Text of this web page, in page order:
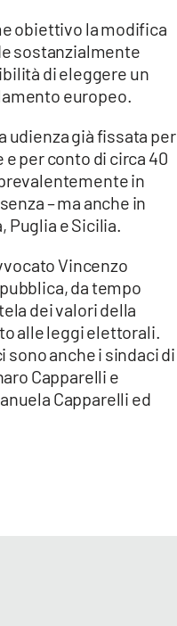
obiettivo la modifica
sostanzialmente
di eleggere un
europeo.
udienza già fissata per
per conto di circa 40
in
– ma anche in
Puglia e Sicilia.
Vincenzo
da tempo
dei valori della
alle leggi elettorali.
sono anche i sindaci di
Capparelli e
Capparelli ed